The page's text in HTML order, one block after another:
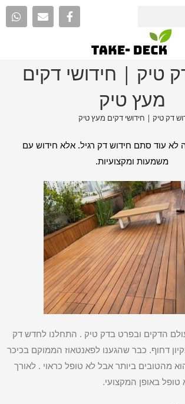
טיק | חידושי דקים
מעץ טיק
דק טיק | חידושי דקים מעץ טיק
לא עוד סתם חידוש דק רגיל. אלא חידוש עם
משמעות ומקצועיות.
הדקים ובפרט בדק טיק . התחלנו לחדש דק
דחוף. כבר שהגענו לפאנטאוז הממוקם בכיכר
מהטובים ביותר אבל לא טופל כראוי . לאורך
טופל באופן המקצועי.